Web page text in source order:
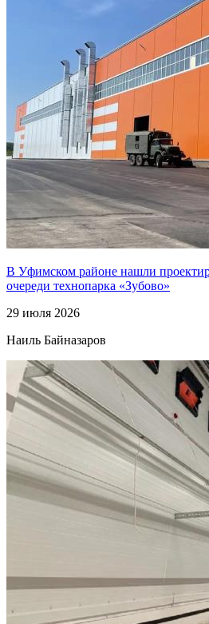
В Уфимском районе нашли
очереди технопарка «Зубово»
29 июля 2026
Наиль Байназаров